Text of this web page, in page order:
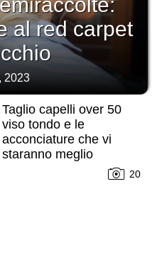
al red carpet
2023
Taglio capelli over 50
viso tondo e le
acconciature che vi
staranno meglio
20